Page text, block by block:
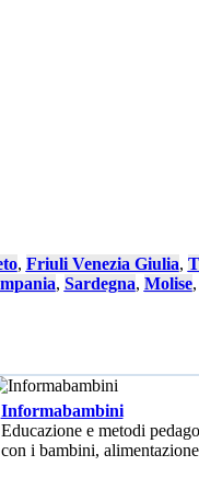
, Friuli Venezia Giulia,
, Sardegna, Molise,
Informabambini
Educazione e metodi
con i bambini,